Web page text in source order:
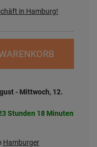
in Hamburg!
- Mittwoch, 12.
Stunden 18 Minuten
Hamburger